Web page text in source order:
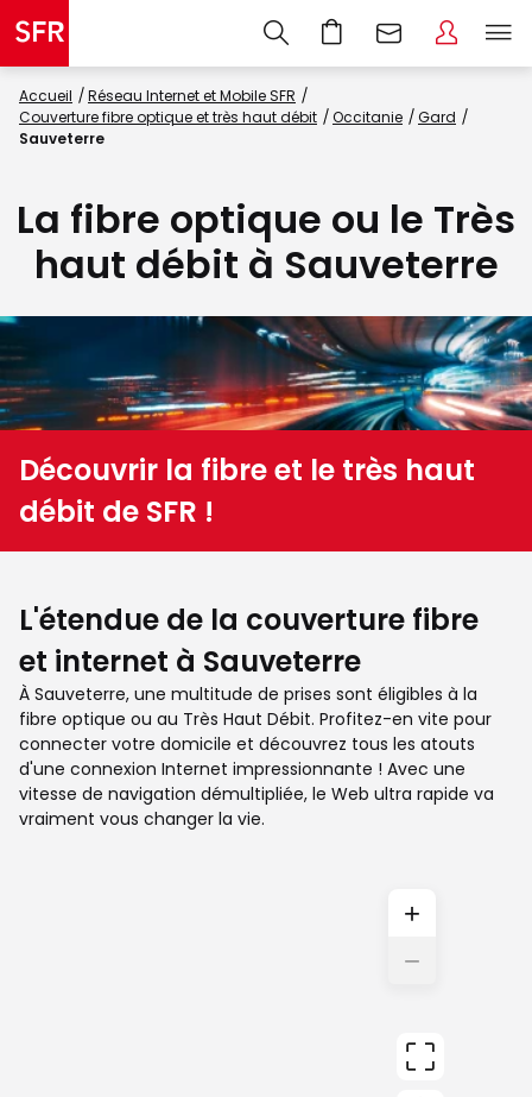
Accueil
Réseau Internet et Mobile SFR
Couverture fibre optique et très haut débit
Occitanie
Gard
Sauveterre
La fibre optique ou le Très
haut débit à Sauveterre
Découvrir la fibre et le très haut
débit de SFR !
L'étendue de la couverture fibre
et internet à Sauveterre
À Sauveterre, une multitude de prises sont éligibles à la
fibre optique ou au Très Haut Débit. Profitez-en vite pour
connecter votre domicile et découvrez tous les atouts
d'une connexion Internet impressionnante ! Avec une
vitesse de navigation démultipliée, le Web ultra rapide va
vraiment vous changer la vie.
+
−